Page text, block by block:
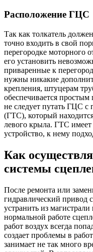
Расположение ГЦС
Так как толкатель
точно входить в свой
перегородке моторного
его установить
приваренные к
нужны никакие
крепления, штуцерам
обеспечивается
не следует путать ГЦС
(ГТС), который
левого крыла. ГТС
устройство, к нему
Как
системы
После ремонта или
гидравлический привод
устранить из
нормальной работе
работ воздух всегда
создает проблемы в
занимает не так много